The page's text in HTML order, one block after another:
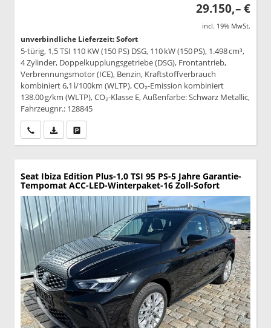
29.150,– €
incl. 19% MwSt.
unverbindliche Lieferzeit: Sofort
5-türig, 1,5 TSI 110 KW (150 PS) DSG, 110 kW (150 PS), 1.498 cm³,
4 Zylinder, Doppelkupplungsgetriebe (DSG), Frontantrieb,
Verbrennungsmotor (ICE), Benzin, Kraftstoffverbrauch
kombiniert 6,1 l/100km (WLTP), CO₂-Emission kombiniert
138.00 g/km (WLTP), CO₂-Klasse E, Außenfarbe: Schwarz Metallic,
Fahrzeugnr.: 128845
Wir rufen Sie anPDF-Datei, Fahrzeugexposé drucken
Seat Ibiza Edition Plus-1,0 TSI 95 PS-5 Jahre Garantie-
Tempomat ACC-LED-Winterpaket-16 Zoll-Sofort